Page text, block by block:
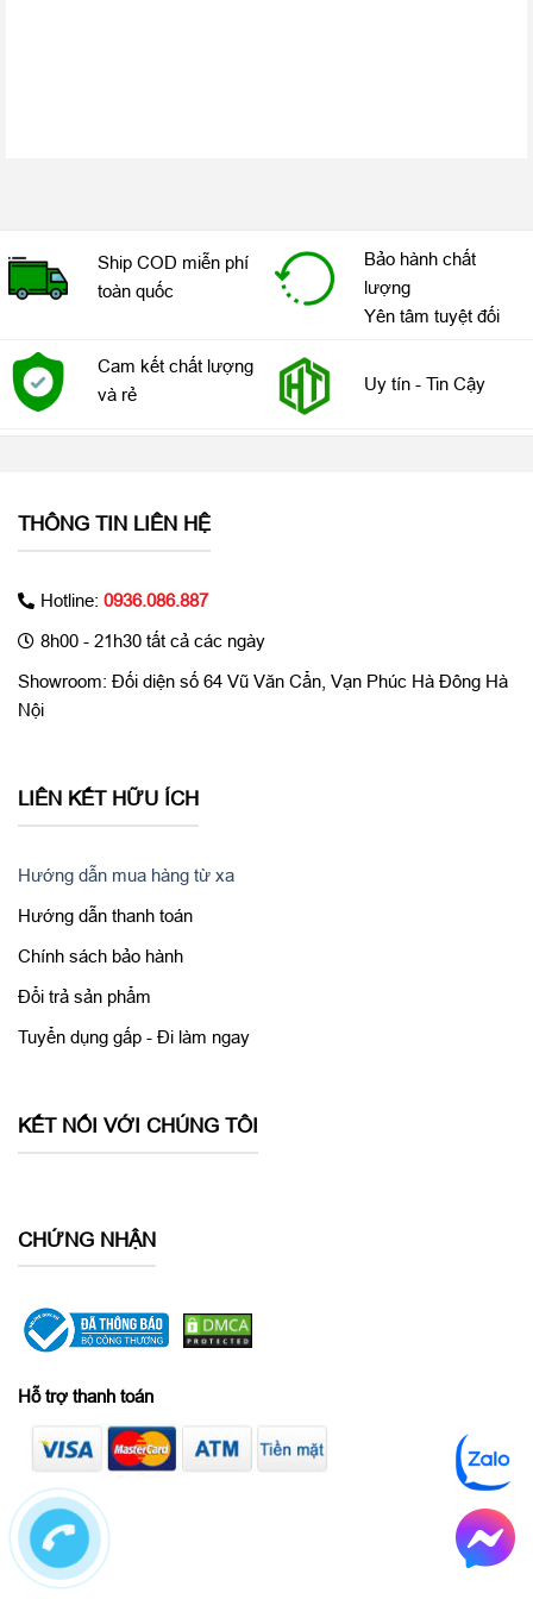
điều hành mới iOS 8. Không làm bạn phải thất vọng, iOS 8 là hệ
điều hành di động tiên tiến nhất thế giới với khả năng xử lý đáng
đa màn hình lớn. iOS 8 có nhiều tính năng và ứng dụng đang
chờ bạn khám phá.
iPhone 6 Plus có thời lượng pin siêu dài
iPhone 6 Plus 64GB
có thời lượng pin vô cùng ấn
tượng với sau một lần sạc, bạn sẽ có thời gian chờ lên đến 16
Ship COD miễn phí
toàn quốc
Bảo hành chất
lượng
Yên tâm tuyệt đối
Cam kết chất lượng
và rẻ
Uy tín - Tin Cậy
THÔNG TIN LIÊN HỆ
Hotline: 0936.086.887
8h00 - 21h30 tất cả các ngày
Showroom: Đối diện số 64 Vũ Văn Cẩn, Vạn Phúc Hà Đông Hà
Nội
LIÊN KẾT HỮU ÍCH
Hướng dẫn mua hàng từ xa
Hướng dẫn thanh toán
Chính sách bảo hành
Đổi trả sản phẩm
Tuyển dụng gấp - Đi làm ngay
KẾT NỐI VỚI CHÚNG TÔI
CHỨNG NHẬN
Hỗ trợ thanh toán